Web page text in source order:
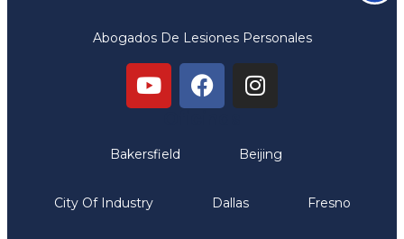
Abogados De Lesiones Personales
Bakersfield Beijing
City Of Industry Dallas Fresno